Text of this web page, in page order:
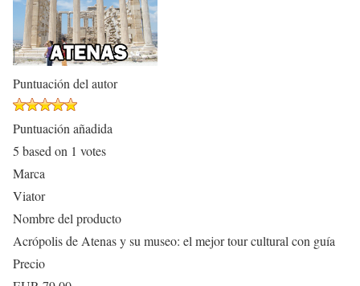
Puntuación del autor
Puntuación añadida
5 based on 1 votes
Marca
Viator
Nombre del producto
Acrópolis de Atenas y su museo: el mejor tour cultural con guía
Precio